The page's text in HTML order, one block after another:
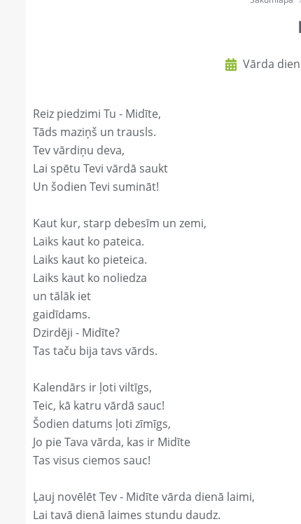
Vārda
Reiz piedzimi Tu - Midīte,
Tāds maziņš un trausls.
Tev vārdiņu deva,
Lai spētu Tevi vārdā saukt
Un šodien Tevi sumināt!
Kaut kur, starp debesīm un zemi,
Laiks kaut ko pateica.
Laiks kaut ko pieteica.
Laiks kaut ko noliedza
un tālāk iet
gaidīdams.
Dzirdēji - Midīte?
Tas taču bija tavs vārds.
Kalendārs ir ļoti viltīgs,
Teic, kā katru vārdā sauc!
Šodien datums ļoti zīmīgs,
Jo pie Tava vārda, kas ir Midīte
Tas visus ciemos sauc!
Ļauj novēlēt Tev - Midīte vārda dienā laimi,
Lai tavā dienā laimes stundu daudz.